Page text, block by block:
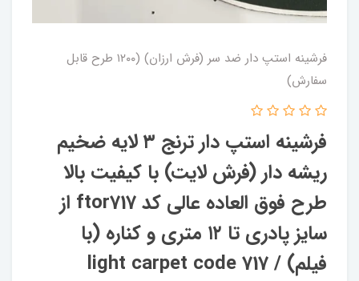
فرشینه استپ دار ضد سر (فرش ارزان) (۱۲۰۰ طرح قابل
سفارش)
فرشینه استپ دار ترنج ۳ لایه ضخیم
ریشه دار (فرش لایت) با کیفیت بالا
طرح فوق العاده عالی کد ftor717 از
سایز پادری تا ۱۲ متری و کناره (با
فیلم) / light carpet code 717